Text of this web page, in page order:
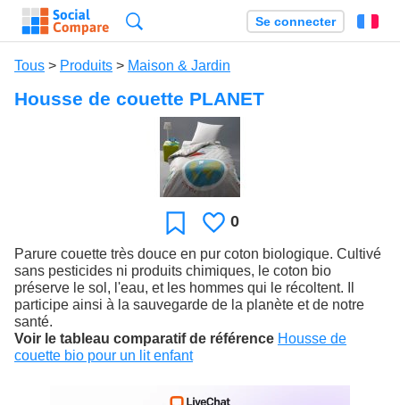
Se connecter
Tous > Produits > Maison & Jardin
Housse de couette PLANET
Favori J'aime
0
Parure couette très douce en pur coton biologique. Cultivé
sans pesticides ni produits chimiques, le coton bio
préserve le sol, l'eau, et les hommes qui le récoltent. Il
participe ainsi à la sauvegarde de la planète et de notre
santé.
Voir le tableau comparatif de référence Housse de
couette bio pour un lit enfant